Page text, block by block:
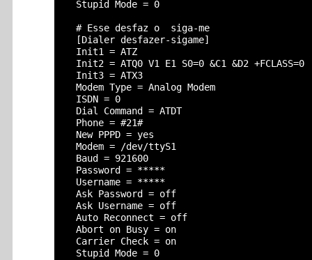
  Stupid Mode = 0
  # Esse desfaz o  siga-me
  [Dialer desfazer-sigame]
  Init1 = ATZ
  Init2 = ATQ0 V1 E1 S0=0 &C1 &D2 +FCLASS=0
  Init3 = ATX3
  Modem Type = Analog Modem
  ISDN = 0
  Dial Command = ATDT
  Phone = #21#
  New PPPD = yes
  Modem = /dev/ttyS1
  Baud = 921600
  Password = *****
  Username = *****
  Ask Password = off
  Ask Username = off
  Auto Reconnect = off
  Abort on Busy = on
  Carrier Check = on
  Stupid Mode = 0